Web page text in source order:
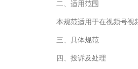
二、适用范围
三、具体规范
四、投诉及处理